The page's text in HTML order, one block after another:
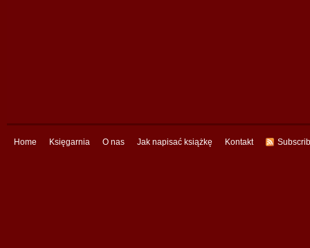
Home Księgarnia O nas Jak napisać książkę Kontakt